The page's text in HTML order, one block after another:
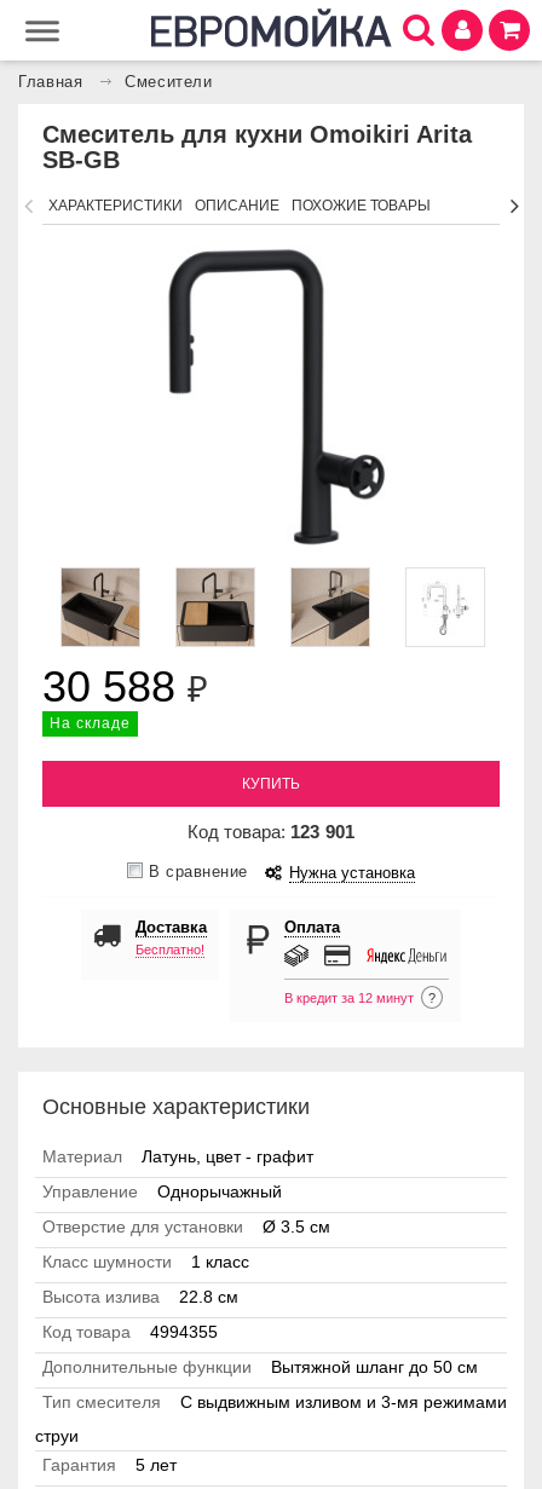
Главная Смесители
Смеситель для кухни Omoikiri Arita
SB-GB
ХАРАКТЕРИСТИКИ ОПИСАНИЕ ПОХОЖИЕ ТОВАРЫ
30 588 ₽
На складе
КУПИТЬ
Код товара: 123 901
В сравнение Нужна установка
Доставка
Бесплатно!
Оплата
В кредит за 12 минут ?
Основные характеристики
Материал
Латунь, цвет - графит
Управление
Однорычажный
Отверстие для установки
Ø 3.5 см
Класс шумности
1 класс
Высота излива
22.8 см
Код товара
4994355
Дополнительные функции
Вытяжной шланг до 50 см
Тип смесителя
С выдвижным изливом и 3-мя режимами
струи
Гарантия
5 лет